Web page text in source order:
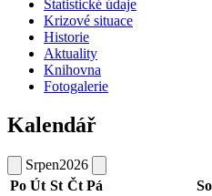
Statistické údaje
Krizové situace
Historie
Aktuality
Knihovna
Fotogalerie
Kalendář
Srpen2026
Po Út St Čt Pá So